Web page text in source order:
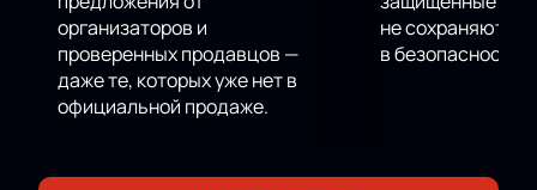
организаторов и
проверенных продавцов —
даже те, которых уже нет в
официальной продаже.
не сохраняются
в безопасности.